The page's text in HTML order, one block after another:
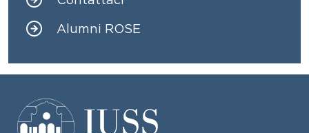
Alumni ROSE